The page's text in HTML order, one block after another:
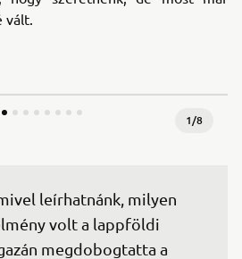
vált.
1/8
leírhatnánk, milyen
volt a lappföldi
megdobogtatta a